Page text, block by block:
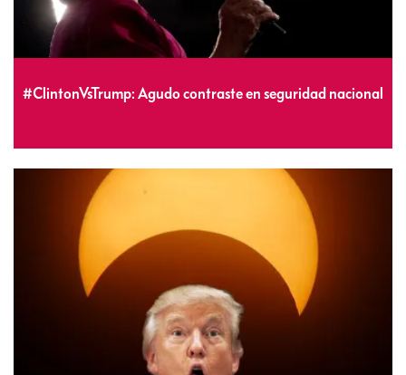
#ClintonVsTrump: Agudo contraste en seguridad nacional